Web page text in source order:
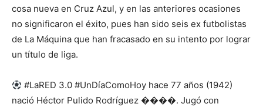
cosa nueva en Cruz Azul, y en las anteriores ocasiones
no significaron el éxito, pues han sido seis ex futbolistas
de La Máquina que han fracasado en su intento por lograr
un título de liga.
#LaRED 3.0 #UnDíaComoHoy hace 77 años (1942)
nació Héctor Pulido Rodríguez ����. Jugó con